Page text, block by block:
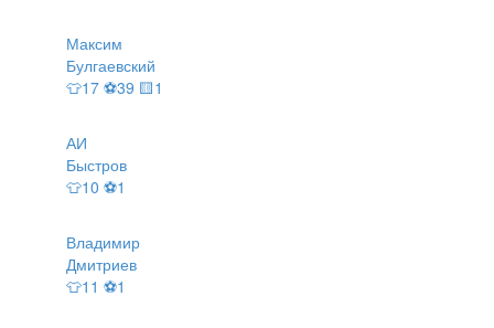
Максим
Булгаевский
👕17 ⚽39 🟨1
АИ
Быстров
👕10 ⚽1
Владимир
Дмитриев
👕11 ⚽1